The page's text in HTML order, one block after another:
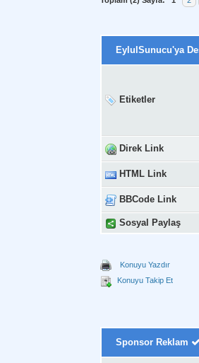
EylulSunucu'ya
Etiketler
Direk Link
HTML Link
BBCode Link
Sosyal Paylaş
Konuyu Yazdır
Konuyu Takip Et
Sponsor Reklam